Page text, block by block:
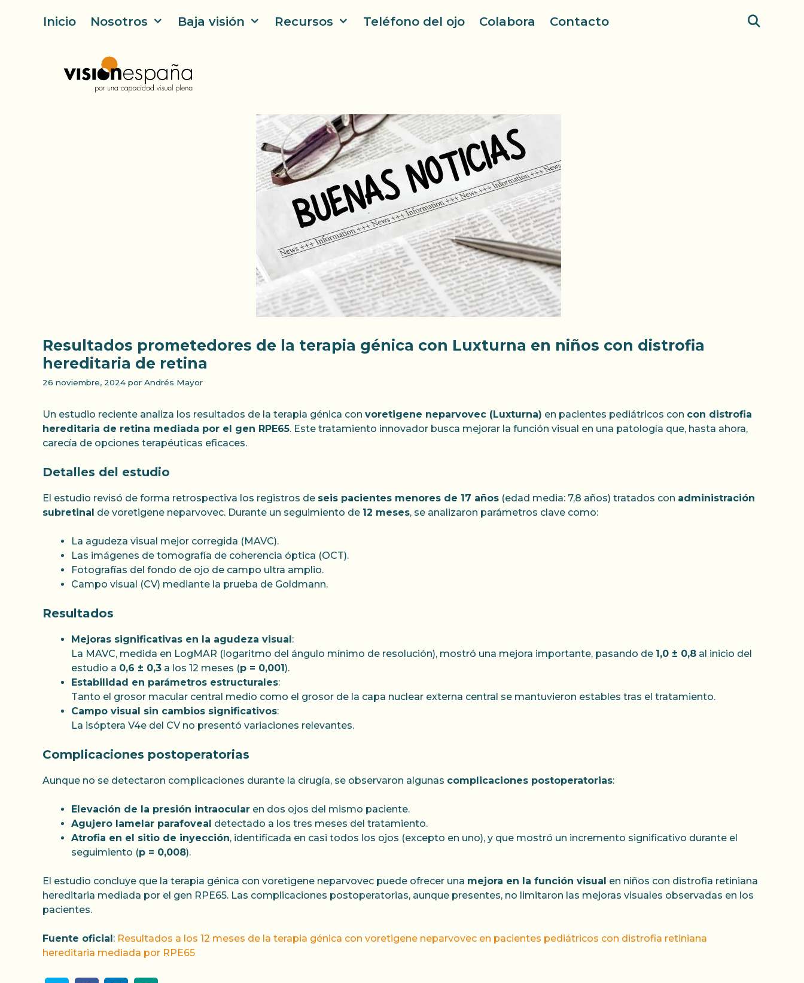
Inicio Nosotros Baja visión Recursos Teléfono del ojo Colabora Contacto
Resultados prometedores de la terapia génica con Luxturna en niños con distrofia
hereditaria de retina
26 noviembre, 2024 por Andrés Mayor
Un estudio reciente analiza los resultados de la terapia génica con voretigene neparvovec (Luxturna) en pacientes pediátricos con con distrofia
hereditaria de retina mediada por el gen RPE65. Este tratamiento innovador busca mejorar la función visual en una patología que, hasta ahora,
carecía de opciones terapéuticas eficaces.
Detalles del estudio
El estudio revisó de forma retrospectiva los registros de seis pacientes menores de 17 años(edad media: 7,8 años) tratados con administración
subretinal de voretigene neparvovec. Durante un seguimiento de 12 meses, se analizaron parámetros clave como:
La agudeza visual mejor corregida (MAVC).
Las imágenes de tomografía de coherencia óptica (OCT).
Fotografías del fondo de ojo de campo ultra amplio.
Campo visual (CV) mediante la prueba de Goldmann.
Resultados
Mejoras significativas en la agudeza visual:
La MAVC, medida en LogMAR (logaritmo del ángulo mínimo de resolución), mostró una mejora importante, pasando de 1,0 ± 0,8al inicio del
estudio a 0,6 ± 0,3a los 12 meses (p = 0,001).
Estabilidad en parámetros estructurales:
Tanto el grosor macular central medio como el grosor de la capa nuclear externa central se mantuvieron estables tras el tratamiento.
Campo visual sin cambios significativos:
La isóptera V4e del CV no presentó variaciones relevantes.
Complicaciones postoperatorias
Aunque no se detectaron complicaciones durante la cirugía, se observaron algunas complicaciones postoperatorias:
Elevación de la presión intraocularen dos ojos del mismo paciente.
Agujero lamelar parafoveal detectado a los tres meses del tratamiento.
Atrofia en el sitio de inyección, identificada en casi todos los ojos (excepto en uno), y que mostró un incremento significativo durante el
seguimiento (p = 0,008).
El estudio concluye que la terapia génica con voretigene neparvovec puede ofrecer una mejora en la función visual en niños con distrofia retiniana
hereditaria mediada por el gen RPE65. Las complicaciones postoperatorias, aunque presentes, no limitaron las mejoras visuales observadas en los
pacientes.
Fuente oficial: Resultados a los 12 meses de la terapia génica con voretigene neparvovec en pacientes pediátricos con distrofia retiniana
hereditaria mediada por RPE65